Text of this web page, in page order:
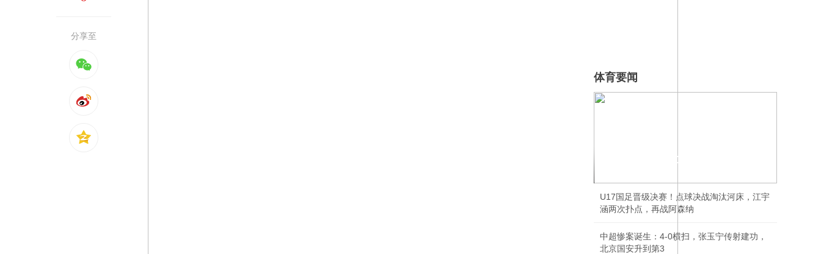
分享至
体育要闻
去年信誓旦旦3000万 今年NBA查无此
U17国足晋级决赛！点球决战淘汰河床，江宇
涵两次扑点，再战阿森纳
中超惨案诞生：4-0横扫，张玉宁传射建功，
北京国安升到第3